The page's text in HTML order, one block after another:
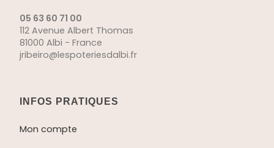
05 63 60 71 00
112 Avenue Albert Thomas
81000 Albi - France
jribeiro@lespoteriesdalbi.fr
INFOS PRATIQUES
Mon compte